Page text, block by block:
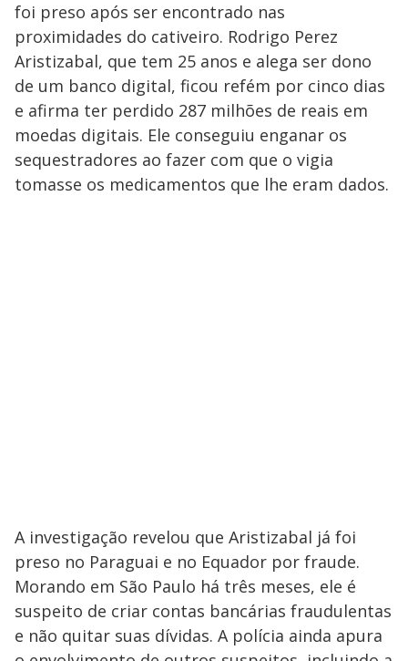
foi preso após ser encontrado nas
proximidades do cativeiro. Rodrigo Perez
Aristizabal, que tem 25 anos e alega ser dono
de um banco digital, ficou refém por cinco dias
e afirma ter perdido 287 milhões de reais em
moedas digitais. Ele conseguiu enganar os
sequestradores ao fazer com que o vigia
tomasse os medicamentos que lhe eram dados.
A investigação revelou que Aristizabal já foi
preso no Paraguai e no Equador por fraude.
Morando em São Paulo há três meses, ele é
suspeito de criar contas bancárias fraudulentas
e não quitar suas dívidas. A polícia ainda apura